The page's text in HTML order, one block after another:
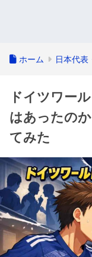
ホーム 日本代表
ドイツワー
はあったの
てみた